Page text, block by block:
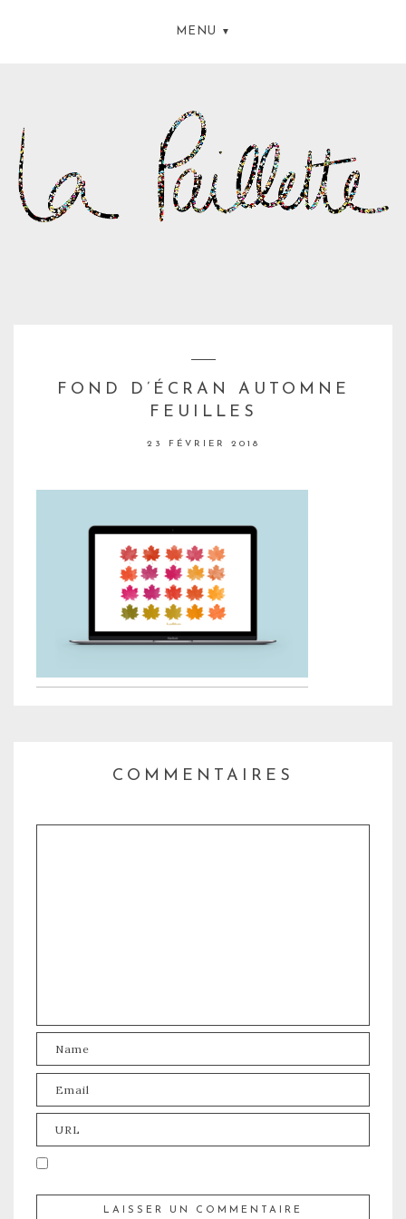
MENU
FOND D’ÉCRAN AUTOMNE
FEUILLES
23 FÉVRIER 2018
COMMENTAIRES